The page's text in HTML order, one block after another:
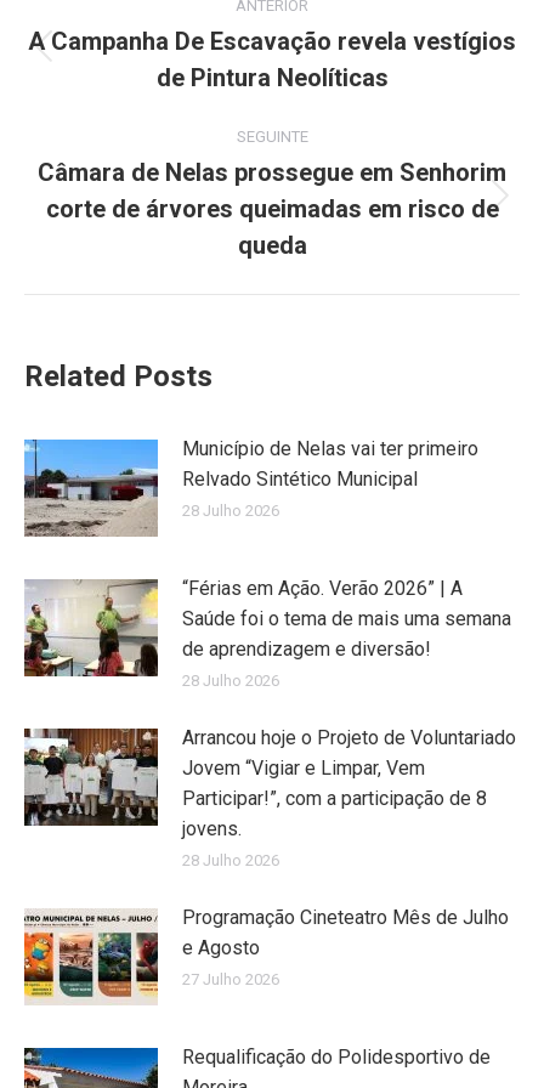
navigation
ANTERIOR
Previous
post:
A Campanha De Escavação revela vestígios
de Pintura Neolíticas
SEGUINTE
Next
post:
Câmara de Nelas prossegue em Senhorim
corte de árvores queimadas em risco de
queda
Related Posts
Município de Nelas vai ter primeiro
Relvado Sintético Municipal
28 Julho 2026
“Férias em Ação. Verão 2026” | A
Saúde foi o tema de mais uma semana
de aprendizagem e diversão!
28 Julho 2026
Arrancou hoje o Projeto de Voluntariado
Jovem “Vigiar e Limpar, Vem
Participar!”, com a participação de 8
jovens.
28 Julho 2026
Programação Cineteatro Mês de Julho
e Agosto
27 Julho 2026
Requalificação do Polidesportivo de